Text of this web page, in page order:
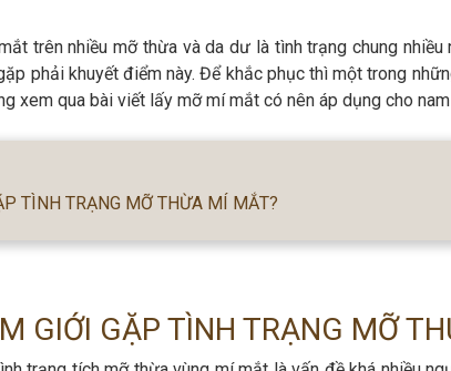
trên nhiều mỡ thừa và da dư là tình trạng chung
phải khuyết điểm này. Để khắc phục thì một trong
xem qua bài viết lấy mỡ mí mắt có nên áp dụng cho
TÌNH TRẠNG MỠ THỪA MÍ MẮT?
GIỚI GẶP TÌNH TRẠNG MỠ